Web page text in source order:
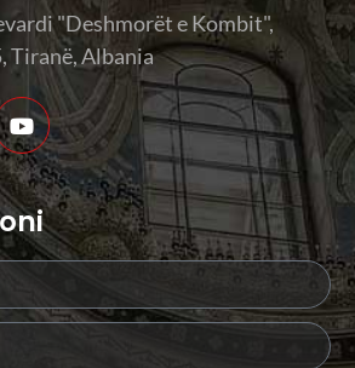
"Deshmorët e Kombit",
Tiranë, Albania